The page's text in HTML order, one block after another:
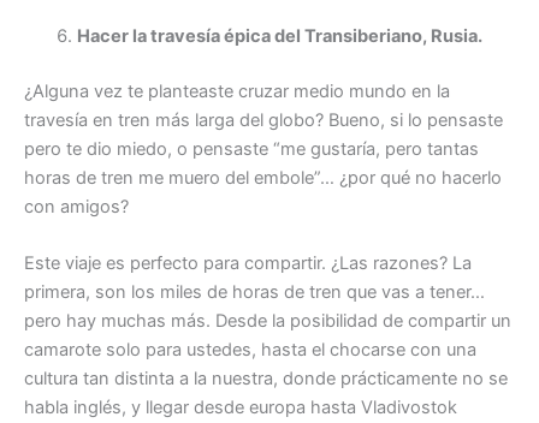
Hacer la travesía épica del Transiberiano, Rusia.
¿Alguna vez te planteaste cruzar medio mundo en la
travesía en tren más larga del globo? Bueno, si lo pensaste
pero te dio miedo, o pensaste “me gustaría, pero tantas
horas de tren me muero del embole”… ¿por qué no hacerlo
con amigos?
Este viaje es perfecto para compartir. ¿Las razones? La
primera, son los miles de horas de tren que vas a tener…
pero hay muchas más. Desde la posibilidad de compartir un
camarote solo para ustedes, hasta el chocarse con una
cultura tan distinta a la nuestra, donde prácticamente no se
habla inglés, y llegar desde europa hasta Vladivostok